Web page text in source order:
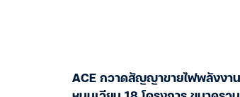
ACE กวาดสัญญาขายไฟพลังงาน